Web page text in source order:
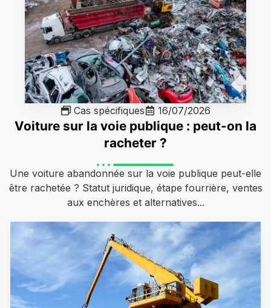
Cas spécifiques 16/07/2026
Voiture sur la voie publique : peut-on la
racheter ?
Une voiture abandonnée sur la voie publique peut-elle
être rachetée ? Statut juridique, étape fourrière, ventes
aux enchères et alternatives...